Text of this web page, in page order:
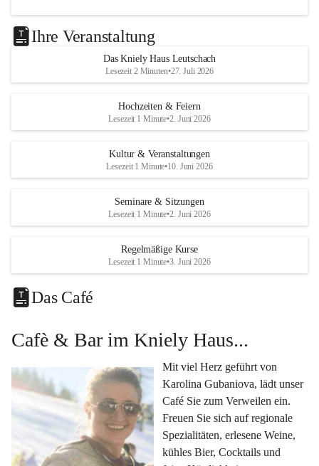
in unserem wunderschönen Leutschach an der Weinstraße!
Unsere Highlights:
Ein klimatisierter Seminarraum für kleinere Gruppen
bis 25 Personen.
Eine voll ausgestattete Küche
für Catering oder
eigene kulinarische Highlights.
Klimatisiertes Foyer mit Theken-Infrastruktur,
Künstlergarderobe, kleiner Garten und Festwiese –
alles für Ihre perfekte Veranstaltung.
Seminare & Workshops, Hochzeiten &
Familienfeiern, Tagungen, Kulturevents oder Kundenevents
– bei uns finden Sie den passenden Rahmen für Ihre Ideen.
Lassen Sie sich von Karolina Gubaniova mit regionalen
Spezialitäten, edlen Weinen und kleinen Köstlichkeiten
verwöhnen.
Fragen oder Anfragen?
Kontaktieren Sie uns gerne per Mail
l.kohlmaier@leutschach-weinstrasse.gv.at
oder
+4334547060223
Ihre Veranstaltung
Das Kniely Haus Leutschach
Lesezeit 2 Minuten•27. Juli 2026
Hochzeiten & Feiern
Lesezeit 1 Minute•2. Juni 2026
Kultur & Veranstaltungen
Lesezeit 1 Minute•10. Juni 2026
Seminare & Sitzungen
Lesezeit 1 Minute•2. Juni 2026
Regelmäßige Kurse
Lesezeit 1 Minute•3. Juni 2026
Das Café
Cafè & Bar im Kniely Haus...
Mit viel Herz geführt von
Karolina Gubaniova, lädt unser
Café Sie zum Verweilen ein.
Freuen Sie sich auf regionale
Spezialitäten, erlesene Weine,
kühles Bier, Cocktails und